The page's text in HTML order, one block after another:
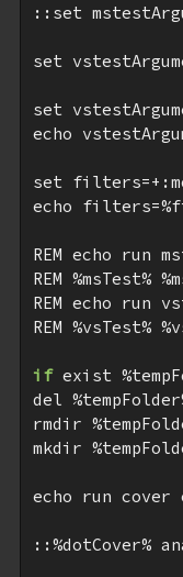
::set
set
set
echo
set
echo
REM echo run
REM %msTest%
REM echo run
REM %vsTest%
if exist
del
rmdir
mkdir
echo run cover
::%dotCover%